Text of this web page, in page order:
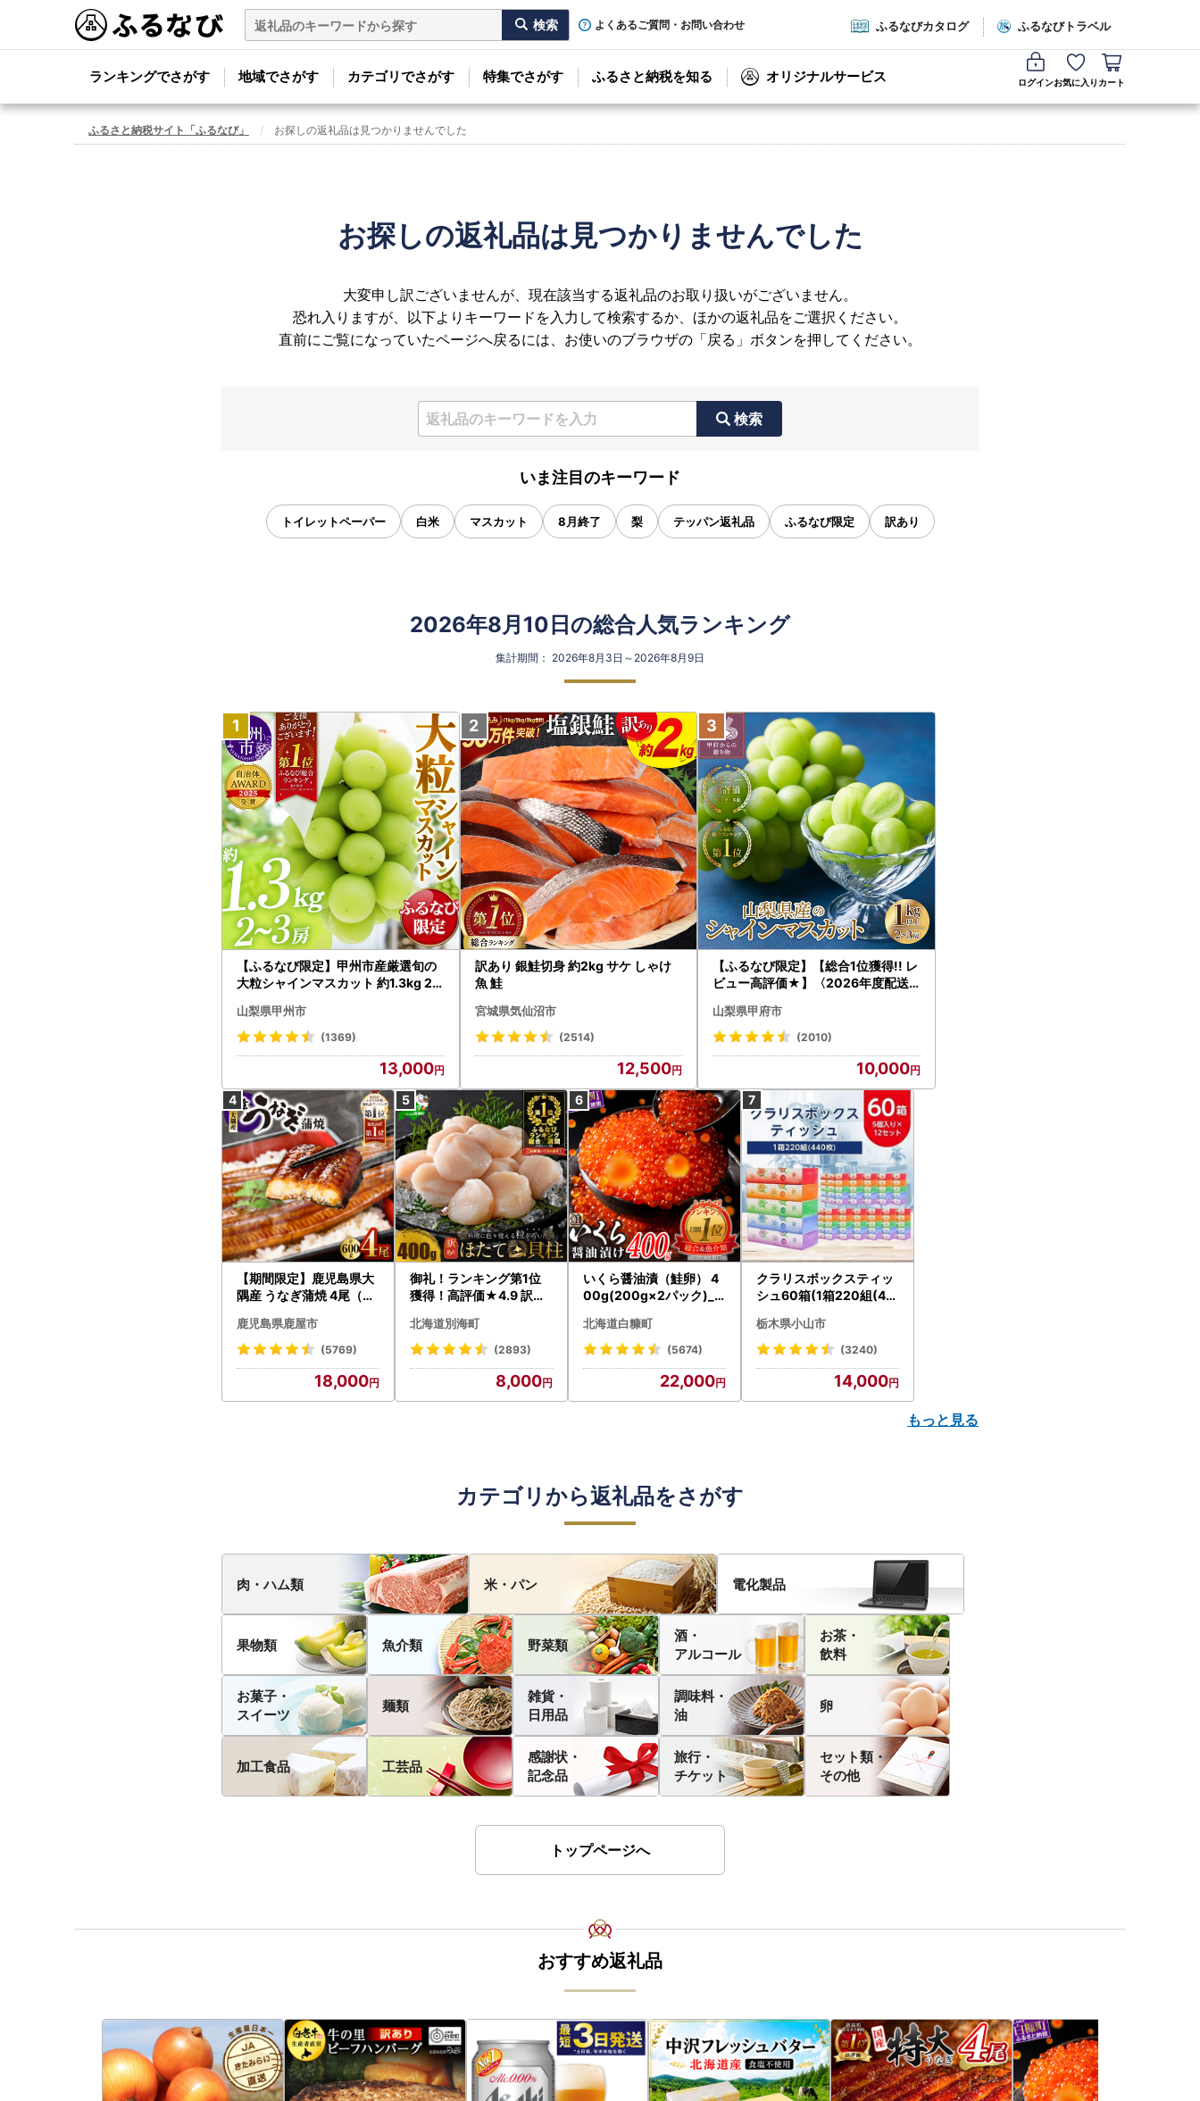
よくあるご質問・お問い合わせ ふるなびカタログ ふるなびトラベル
ランキングでさがす 地域でさがす カテゴリでさがす 特集でさがす ふるさと納税を知る オリジナルサービス ログインお気に入り カート
ふるさと納税サイト「ふるなび」 お探しの返礼品は見つかりませんでした
お探しの返礼品は見つかりませんでした
大変申し訳ございませんが、現在該当する返礼品のお取り扱いがございません。
恐れ入りますが、以下よりキーワードを入力して検索するか、ほかの返礼品をご選択ください。
直前にご覧になっていたページへ戻るには、お使いのブラウザの「戻る」ボタンを押してください。
検索
いま注目のキーワード
トイレットペーパー 白米 マスカット 8月終了 梨 テッパン返礼品 ふるなび限定 訳あり
2026年8月10日の総合人気ランキング
集計期間： 2026年8月3日～2026年8月9日
【ふるなび限定】甲州市産厳選旬の
大粒シャインマスカット 約1.3kg 2
472 FN-Limited-VO シャインマス
カット フルーツ
山梨県甲州市
(1369)
13,000
訳あり 銀鮭切身 約2kg サケ しゃけ
魚 鮭
宮城県気仙沼市
(2514)
12,500
【ふるなび限定】【総合1位獲得!! レ
ビュー高評価★】〈2026年度配送
～3房（1.0kg以上）シャイン フルー
ツ FN-Limited-SP
山梨県甲府市
(2010)
10,000
【期間限定】鹿児島県大
隅産 うなぎ蒲焼 4尾（60
cp18 うなぎ 鰻 魚 惣菜 総
菜
鹿児島県鹿屋市
(5769)
18,000
御礼！ランキング第1位
獲得！高評価★4.9 訳あ
帆立 貝柱 冷凍 ）
北海道別海町
(2893)
8,000
いくら醤油漬（鮭卵） 4
00g(200g×2パック)_K
北海道白糠町
(5674)
22,000
クラリスボックスティッ
シュ60箱(1箱220組(44
ト)【配送不可地域：離島
・沖縄県】【1256759】
栃木県小山市
(3240)
14,000
もっと見る
カテゴリから返礼品をさがす
肉・ハム類 米・パン 電化製品
果物類 魚介類 野菜類
酒・
アルコール
お茶・
飲料
お菓子・
スイーツ
麺類
雑貨・
日用品
調味料・
油
卵
加工食品 工芸品
感謝状・
記念品
旅行・
チケット
セット類・
その他
トップページへ
おすすめ返礼品